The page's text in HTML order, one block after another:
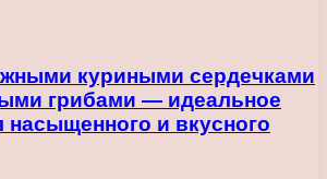
куриными сердечками
грибами — идеальное
и вкусного